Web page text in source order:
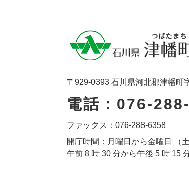
〒929-0393 石川県河北郡津幡町
電話：076-
ファックス：076-288-6358
開庁時間：月曜日から金曜日 （
午前 8 時 30 分から午後 5 時 15